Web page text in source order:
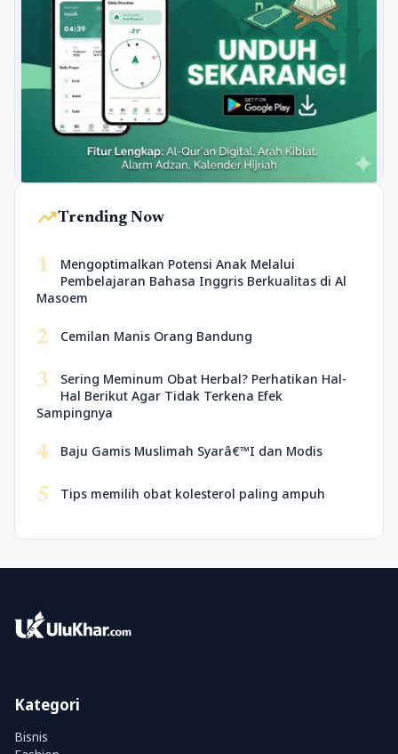
trending_upTrending Now
1
Mengoptimalkan Potensi Anak Melalui
Pembelajaran Bahasa Inggris Berkualitas di Al
Masoem
2 Cemilan Manis Orang Bandung
3
Sering Meminum Obat Herbal? Perhatikan Hal-
Hal Berikut Agar Tidak Terkena Efek
Sampingnya
4 Baju Gamis Muslimah Syarâ€™I dan Modis
5 Tips memilih obat kolesterol paling ampuh
Kategori
Bisnis